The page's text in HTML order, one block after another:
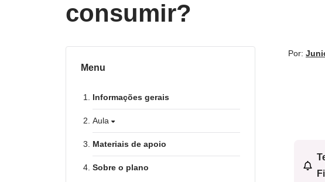
consumir?
Menu
Informações gerais
Aula
Materiais de apoio
Sobre o plano
Por: